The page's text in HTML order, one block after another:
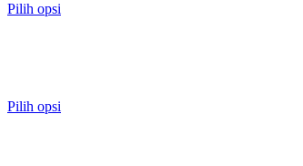
Pilih opsi
Pilih opsi